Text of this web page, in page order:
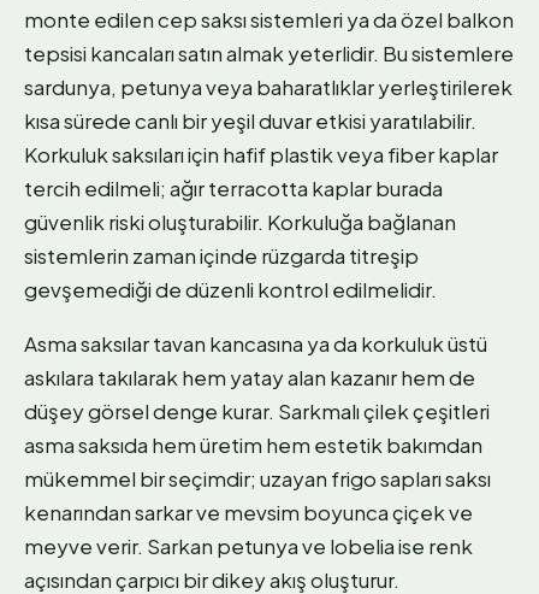
monte edilen cep saksı sistemleri ya da özel balkon
tepsisi kancaları satın almak yeterlidir. Bu sistemlere
sardunya, petunya veya baharatlıklar yerleştirilerek
kısa sürede canlı bir yeşil duvar etkisi yaratılabilir.
Korkuluk saksıları için hafif plastik veya fiber kaplar
tercih edilmeli; ağır terracotta kaplar burada
güvenlik riski oluşturabilir. Korkuluğa bağlanan
sistemlerin zaman içinde rüzgarda titreşip
gevşemediği de düzenli kontrol edilmelidir.
Asma saksılar tavan kancasına ya da korkuluk üstü
askılara takılarak hem yatay alan kazanır hem de
düşey görsel denge kurar. Sarkmalı çilek çeşitleri
asma saksıda hem üretim hem estetik bakımdan
mükemmel bir seçimdir; uzayan frigo sapları saksı
kenarından sarkar ve mevsim boyunca çiçek ve
meyve verir. Sarkan petunya ve lobelia ise renk
açısından çarpıcı bir dikey akış oluşturur.